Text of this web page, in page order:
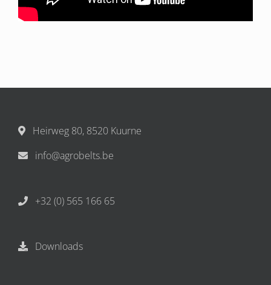
Heirweg 80, 8520 Kuurne
info@agrobelts.be
+32 (0) 565 166 65
Downloads